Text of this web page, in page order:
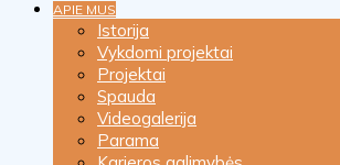
APIE MUS
Istorija
Vykdomi projektai
Projektai
Spauda
Videogalerija
Parama